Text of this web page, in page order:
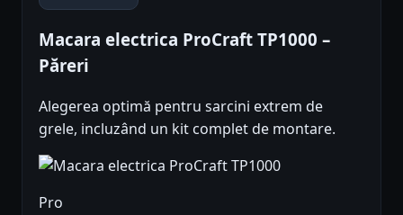
Macara electrica ProCraft TP1000 –
Păreri
Alegerea optimă pentru sarcini extrem de
grele, incluzând un kit complet de montare.
Pro